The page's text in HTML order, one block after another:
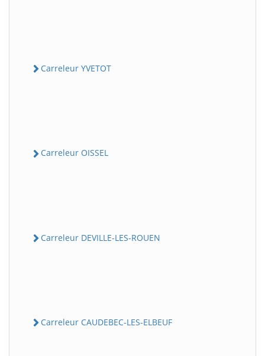
Carreleur YVETOT
Carreleur OISSEL
Carreleur DEVILLE-LES-ROUEN
Carreleur CAUDEBEC-LES-ELBEUF